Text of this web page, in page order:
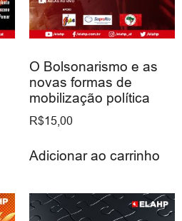
O Bolsonarismo e as
novas formas de
mobilização política
R$15,00
Adicionar ao carrinho